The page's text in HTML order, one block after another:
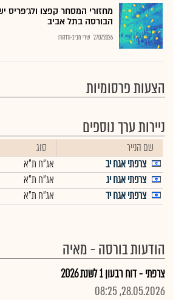
מחזורי המסחר קפצו
הבורסה בתל אביב
27.07.2026 שירי חביב-ולדהורן
הצעות פרסומיות
ניירות ערך נוספים
שם הנייר סוג
צרפתי אגח יב
אג"ח ת"א
צרפתי אגח יג
אג"ח ת"א
צרפתי אגח יד
אג"ח ת"א
הודעות בורסה - מאיה
צרפתי - דוח רבעון 1 לשנת 2026
28.05.2026, 08:25